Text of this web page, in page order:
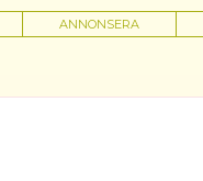
ANNONSERA